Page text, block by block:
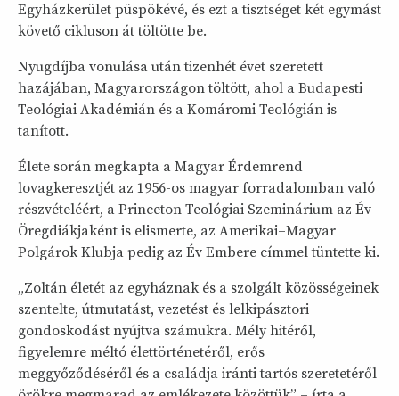
Egyházkerület püspökévé, és ezt a tisztséget két egymást
követő cikluson át töltötte be.
Nyugdíjba vonulása után tizenhét évet szeretett
hazájában, Magyarországon töltött, ahol a Budapesti
Teológiai Akadémián és a Komáromi Teológián is
tanított.
Élete során megkapta a Magyar Érdemrend
lovagkeresztjét az 1956-os magyar forradalomban való
részvételéért, a Princeton Teológiai Szeminárium az Év
Öregdiákjaként is elismerte, az Amerikai–Magyar
Polgárok Klubja pedig az Év Embere címmel tüntette ki.
„Zoltán életét az egyháznak és a szolgált közösségeinek
szentelte, útmutatást, vezetést és lelkipásztori
gondoskodást nyújtva számukra. Mély hitéről,
figyelemre méltó élettörténetéről, erős
meggyőződéséről és a családja iránti tartós szeretetéről